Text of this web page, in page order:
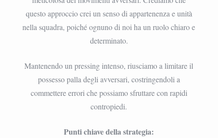
questo approccio crei un senso di appartenenza e unità
nella squadra, poiché ognuno di noi ha un ruolo chiaro e
determinato.
Mantenendo un pressing intenso, riusciamo a limitare il
possesso palla degli avversari, costringendoli a
commettere errori che possiamo sfruttare con rapidi
contropiedi.
Punti chiave della strategia: